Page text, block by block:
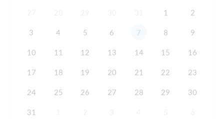
1 2
3 4 5 6 7 8 9
10 11 12 13 14 15 16
17 18 19 20 21 22 23
24 25 26 27 28 29 30
31